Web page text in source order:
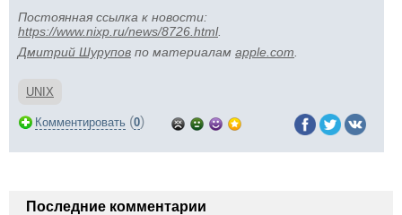
Постоянная ссылка к новости:
https://www.nixp.ru/news/8726.html.
Дмитрий Шурупов по материалам apple.com
UNIX
Комментировать (0)
Последние комментарии